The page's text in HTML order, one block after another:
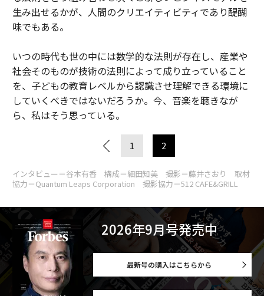
生み出せるかが、人間のクリエイティビティであり醍醐
味でもある。
いつの時代も世の中には数学的な法則が存在し、産業や
社会そのものが技術の法則によって成り立っていること
を、子どもの教育レベルから認識させ理解できる環境に
していくべきではないだろうか。今、音楽を聴きなが
ら、私はそう思っている。
1 2
インタビュー＝谷本有香 構成＝細田知美 撮影＝藤井さおり 取材
協力＝Quantum Leaps Corporation 撮影協力＝512 CAFE&GRILL
2026年9月号発売中
最新号の購入はこちらから